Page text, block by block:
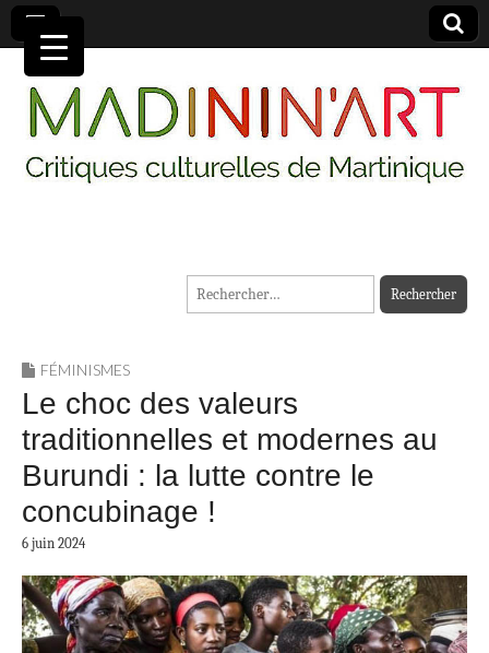
MADININ'ART
Rechercher :
FÉMINISMES
Le choc des valeurs
traditionnelles et modernes au
Burundi : la lutte contre le
concubinage !
6 juin 2024